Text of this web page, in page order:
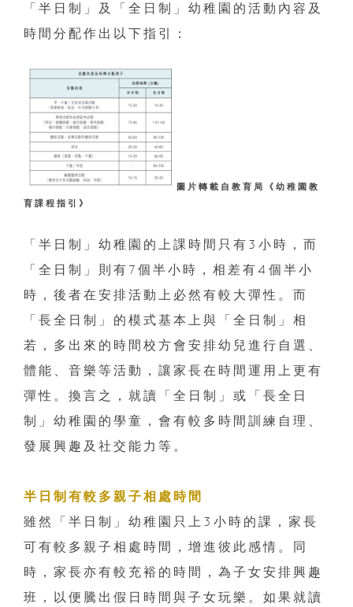
「半日制」及「全日制」幼稚園的活動內容及
時間分配作出以下指引：
圖片轉載自教育局《幼稚園教
育課程指引》
「半日制」幼稚園的上課時間只有3小時，而
「全日制」則有7個半小時，相差有4個半小
時，後者在安排活動上必然有較大彈性。而
「長全日制」的模式基本上與「全日制」相
若，多出來的時間校方會安排幼兒進行自選、
體能、音樂等活動，讓家長在時間運用上更有
彈性。換言之，就讀「全日制」或「長全日
制」幼稚園的學童，會有較多時間訓練自理、
發展興趣及社交能力等。
半日制有較多親子相處時間
雖然「半日制」幼稚園只上3小時的課，家長
可有較多親子相處時間，增進彼此感情。同
時，家長亦有較充裕的時間，為子女安排興趣
班，以便騰出假日時間與子女玩樂。如果就讀